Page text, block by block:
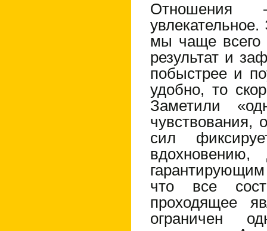
мы чаще всего
результат и
побыстрее и
удобно, то
Заметили
чувствования,
сил
что все
проходящее
ограничен